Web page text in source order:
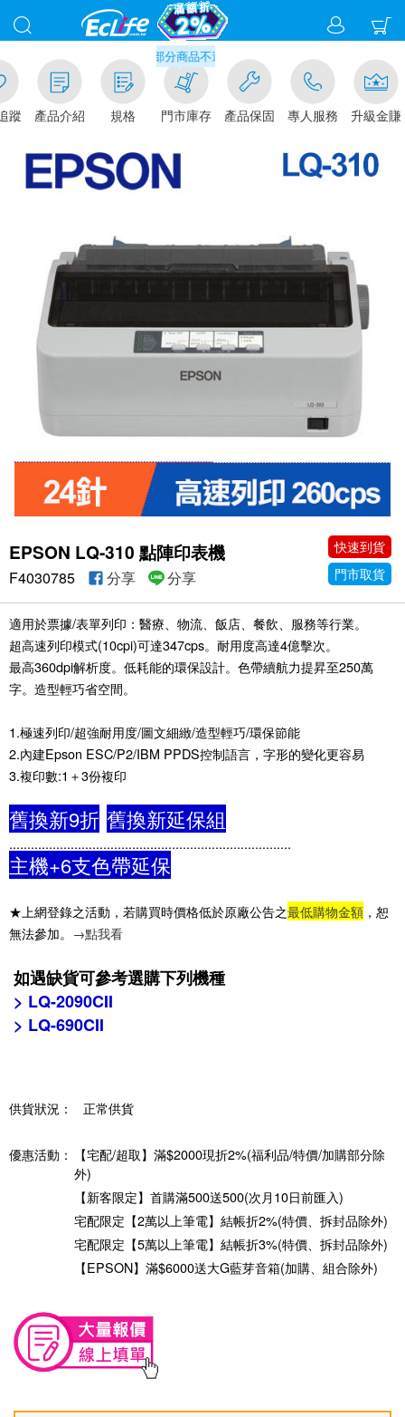
蹤 產品介紹 規格
滿千元門市取貨現折1%(部分商品不適用)-請點我看
門市庫存 產品保固 專人服務 升級金賺
EPSON LQ-310 點陣印表機
快速到貨
門市取貨
F4030785 分享 分享
適用於票據/表單列印：醫療、物流、飯店、餐飲、服務等行業。
超高速列印模式(10cpi)可達347cps。耐用度高達4億擊次。
最高360dpi解析度。低耗能的環保設計。色帶續航力提昇至250萬
字。造型輕巧省空間。
1.極速列印/超強耐用度/圖文細緻/造型輕巧/環保節能
2.內建Epson ESC/P2/IBM PPDS控制語言，字形的變化更容易
3.複印數:1＋3份複印
舊換新9折 舊換新延保組
..............................................................................
主機+6支色帶延保
★上網登錄之活動，若購買時價格低於原廠公告之最低購物金額 ，恕
無法參加。 →點我看
如遇缺貨可參考選購下列機種
> LQ-2090CII
> LQ-690CII
供貨狀況： 正常供貨
優惠活動：
【宅配/超取】滿$2000現折2%(福利品/特價/加購部分除
外)
【新客限定】首購滿500送500(次月10日前匯入)
宅配限定【2萬以上筆電】結帳折2%(特價、拆封品除外)
宅配限定【5萬以上筆電】結帳折3%(特價、拆封品除外)
【EPSON】滿$6000送大G藍芽音箱(加購、組合除外)